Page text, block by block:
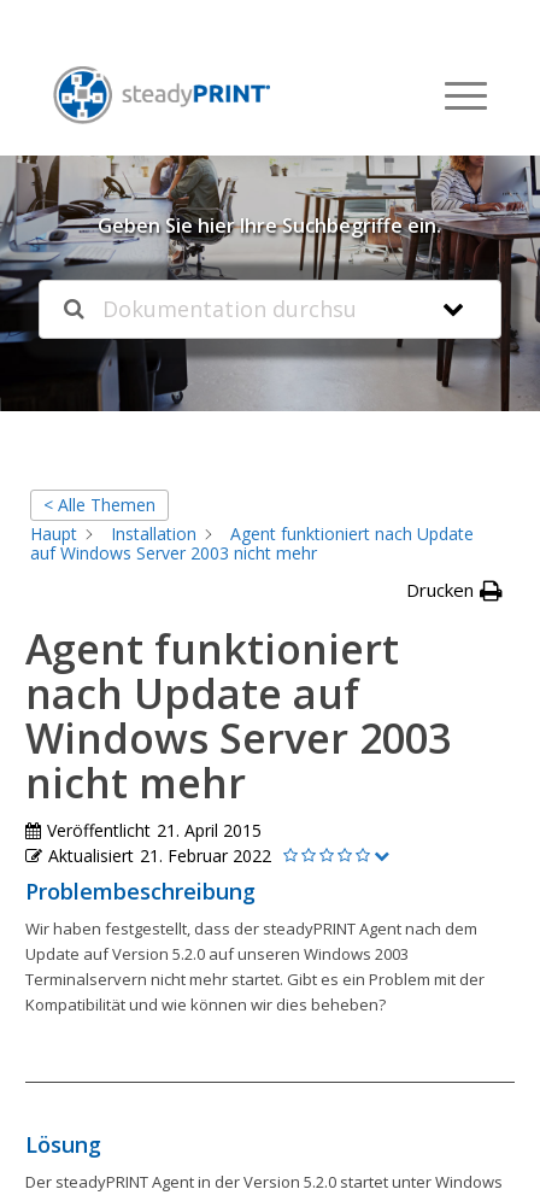
Willkommen in unserer
Knowledgebase
Geben Sie hier Ihre Suchbegriffe ein.
< Alle Themen
Haupt
Installation
Agent funktioniert nach Update
auf Windows Server 2003 nicht mehr
Drucken
Agent funktioniert
nach Update auf
Windows Server 2003
nicht mehr
Veröffentlicht 21. April 2015
Aktualisiert 21. Februar 2022
Problembeschreibung
Wir haben festgestellt, dass der steadyPRINT Agent nach dem
Update auf Version 5.2.0 auf unseren Windows 2003
Terminalservern nicht mehr startet. Gibt es ein Problem mit der
Kompatibilität und wie können wir dies beheben?
Lösung
Der steadyPRINT Agent in der Version 5.2.0 startet unter Windows